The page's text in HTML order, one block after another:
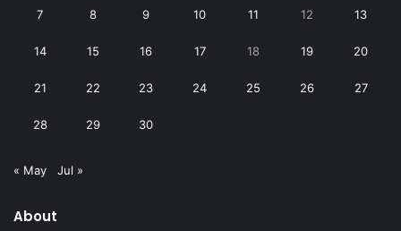
7 8 9 10 11 12 13
14 15 16 17 18 19 20
21 22 23 24 25 26 27
28 29 30
« May Jul »
About